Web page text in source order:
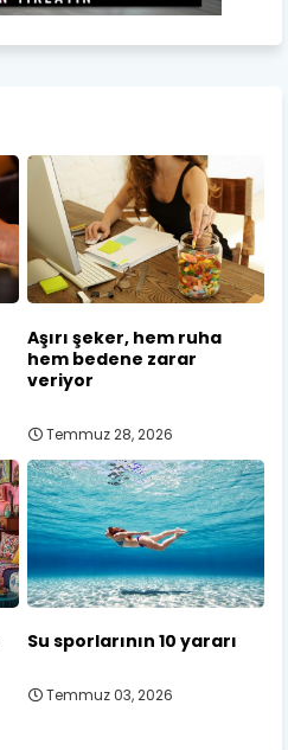
Aşırı şeker, hem ruha
hem bedene zarar
veriyor
Temmuz 28, 2026
Su sporlarının 10 yararı
Temmuz 03, 2026